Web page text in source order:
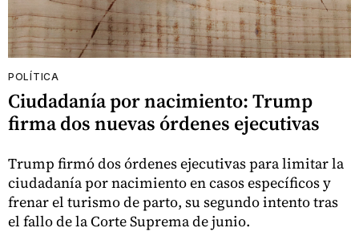
POLÍTICA
Ciudadanía por nacimiento: Trump
firma dos nuevas órdenes ejecutivas
Trump firmó dos órdenes ejecutivas para limitar la
ciudadanía por nacimiento en casos específicos y
frenar el turismo de parto, su segundo intento tras
el fallo de la Corte Suprema de junio.